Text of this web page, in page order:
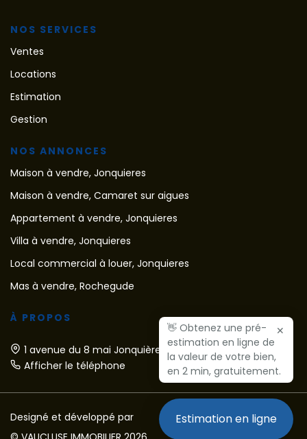
NOS SERVICES
Ventes
Locations
Estimation
Gestion
NOS ANNONCES
Maison à vendre, Jonquieres
Maison à vendre, Camaret sur aigues
Appartement à vendre, Jonquieres
Villa à vendre, Jonquieres
Local commercial à louer, Jonquieres
Mas à vendre, Rochegude
À PROPOS
1 avenue du 8 mai Jonquières, 84150 Jonquières
Afficher le téléphone
Designé et développé par
Estimation en ligne
👋 Obtenez une pré-
estimation en ligne de
la valeur de votre bien,
en 2 min, gratuitement.
✕